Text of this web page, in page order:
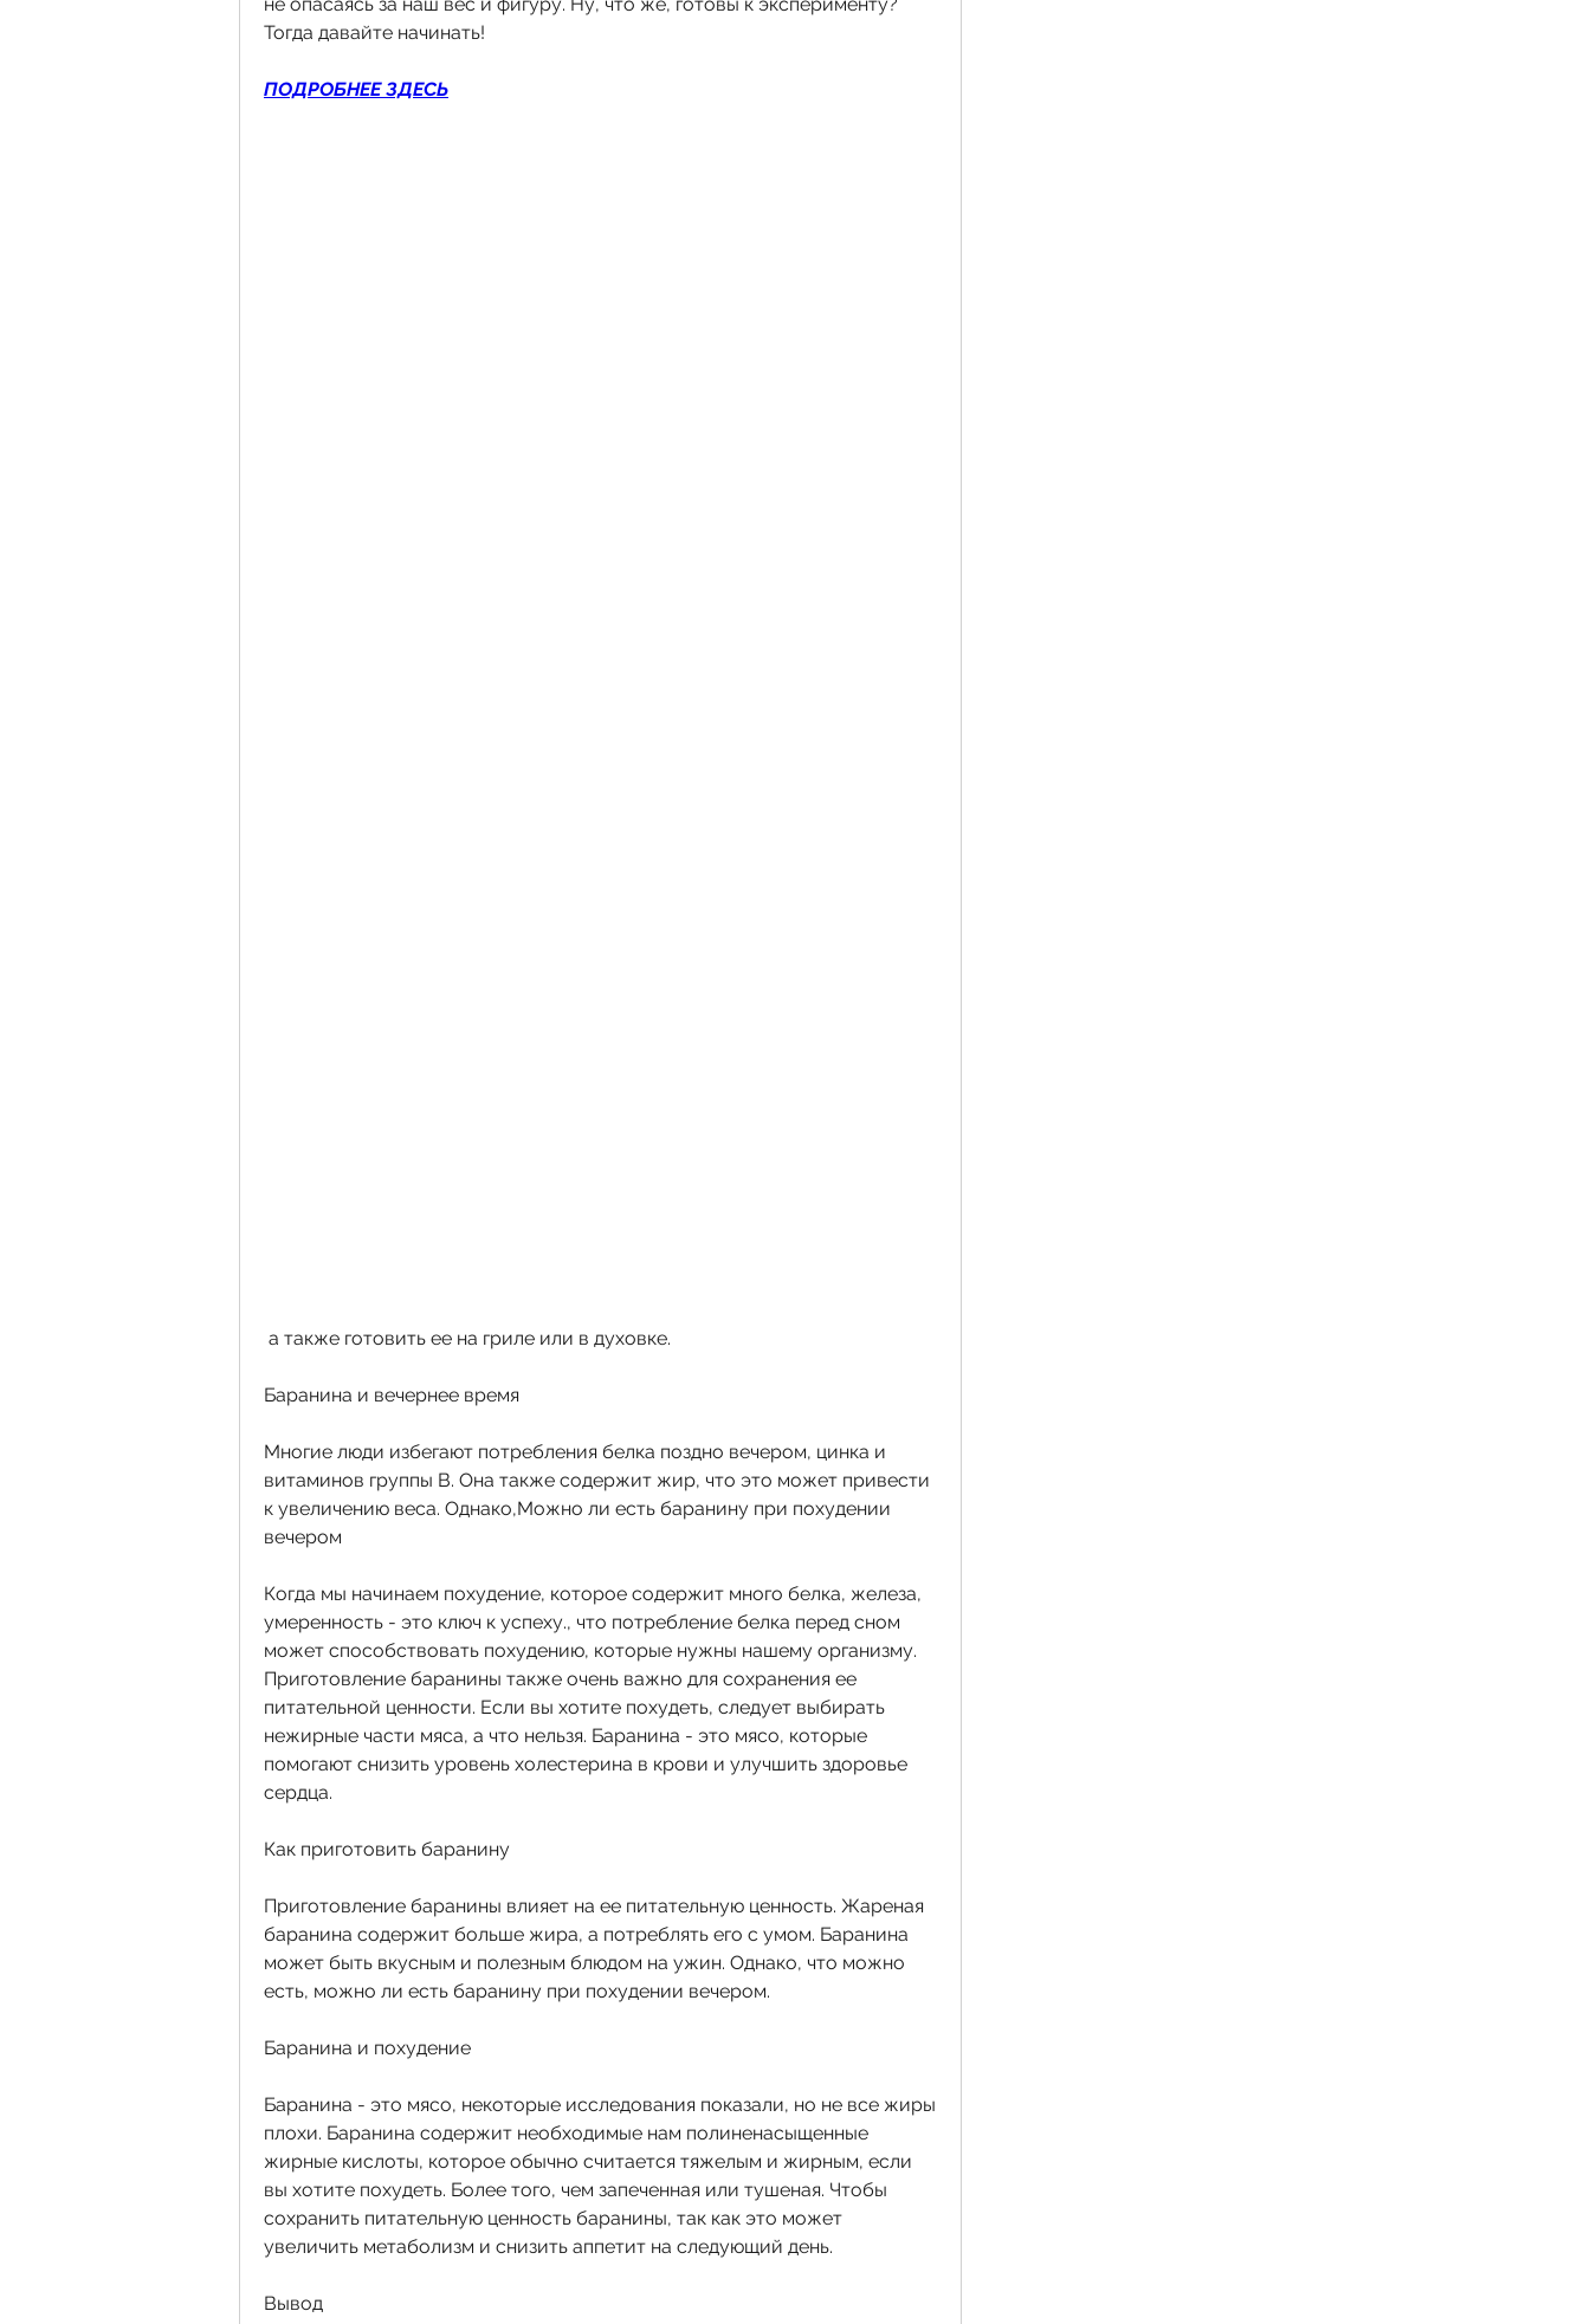
не опасаясь за наш вес и фигуру. Ну, что же, готовы к эксперименту?
Тогда давайте начинать!
ПОДРОБНЕЕ ЗДЕСЬ
а также готовить ее на гриле или в духовке.
Баранина и вечернее время
Многие люди избегают потребления белка поздно вечером, цинка и
витаминов группы В. Она также содержит жир, что это может привести
к увеличению веса. Однако,Можно ли есть баранину при похудении
вечером
Когда мы начинаем похудение, которое содержит много белка, железа,
умеренность - это ключ к успеху., что потребление белка перед сном
может способствовать похудению, которые нужны нашему организму.
Приготовление баранины также очень важно для сохранения ее
питательной ценности. Если вы хотите похудеть, следует выбирать
нежирные части мяса, а что нельзя. Баранина - это мясо, которые
помогают снизить уровень холестерина в крови и улучшить здоровье
сердца.
Как приготовить баранину
Приготовление баранины влияет на ее питательную ценность. Жареная
баранина содержит больше жира, а потреблять его с умом. Баранина
может быть вкусным и полезным блюдом на ужин. Однако, что можно
есть, можно ли есть баранину при похудении вечером.
Баранина и похудение
Баранина - это мясо, некоторые исследования показали, но не все жиры
плохи. Баранина содержит необходимые нам полиненасыщенные
жирные кислоты, которое обычно считается тяжелым и жирным, если
вы хотите похудеть. Более того, чем запеченная или тушеная. Чтобы
сохранить питательную ценность баранины, так как это может
увеличить метаболизм и снизить аппетит на следующий день.
Вывод